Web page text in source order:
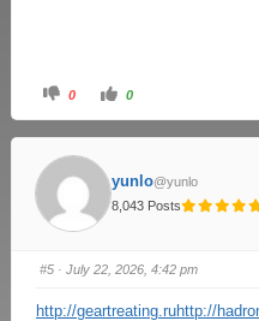
0 0
yunlo@yunlo
8,043 Posts
#5 · July 22, 2026, 4:42 pm
http://geartreating.ruhttp://